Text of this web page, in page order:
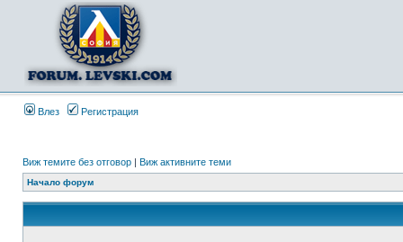
Влез Регистрация
Виж темите без отговор | Виж активните теми
Начало форум